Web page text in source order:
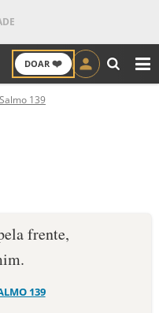
DOAR ❤️
Salmo 139
frente,
139